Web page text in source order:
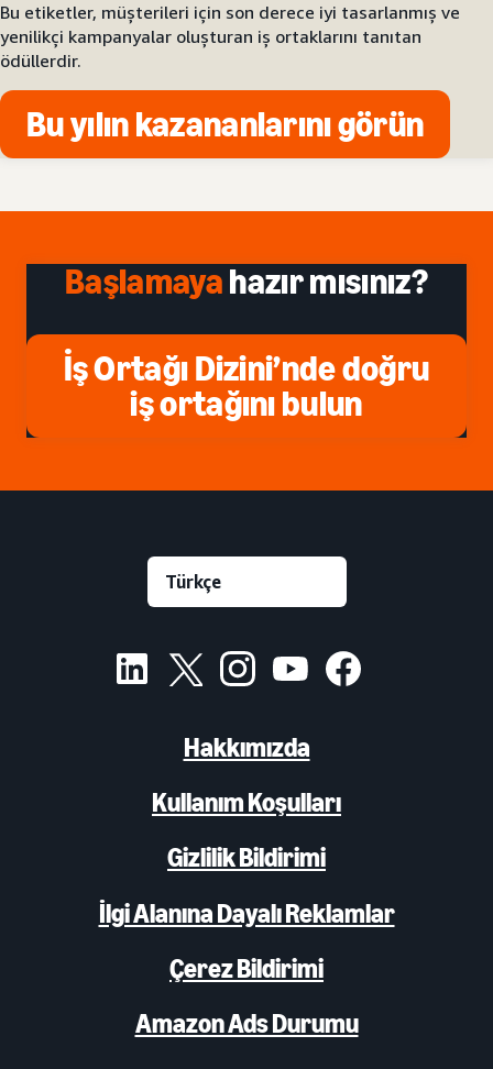
Bu etiketler, müşterileri için son derece iyi tasarlanmış ve
yenilikçi kampanyalar oluşturan iş ortaklarını tanıtan
ödüllerdir.
Bu yılın kazananlarını görün
Başlamayahazır mısınız?
İş Ortağı Dizini’nde doğru
iş ortağını bulun
Hakkımızda
Kullanım Koşulları
Gizlilik Bildirimi
İlgi Alanına Dayalı Reklamlar
Çerez Bildirimi
Amazon Ads Durumu